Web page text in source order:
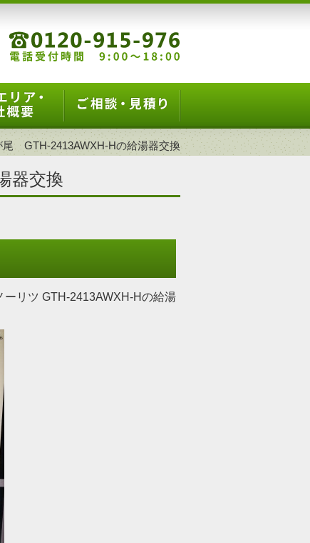
尾 GTH-2413AWXH-Hの給湯器交換
器交換
リツ GTH-2413AWXH-Hの給湯